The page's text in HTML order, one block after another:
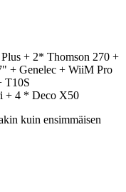
+ 2* Thomson 270 +
+ Genelec + WiiM Pro
T10S
+ 4 * Deco X50
kuin ensimmäisen